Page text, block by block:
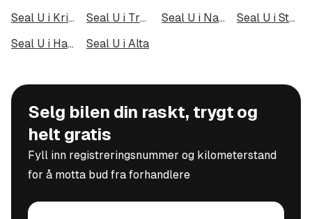
Seal U i Kristiansund
Seal U i Tromsdalen Seal U i Narvik
Seal U i Steinkjer
Seal U i Haugesund
Seal U i Alta
Selg bilen din raskt, trygt og
helt gratis
Fyll inn registreringsnummer og kilometerstand
for å motta bud fra forhandlere